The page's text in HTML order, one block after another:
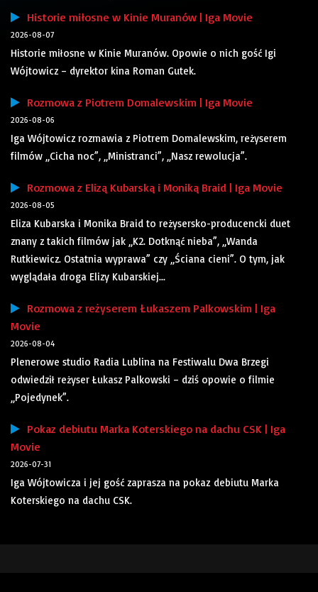
Historie miłosne w Kinie Muranów | Iga Movie
2026-08-07
Historie miłosne w Kinie Muranów. Opowie o nich gość Igi
Wójtowicz – dyrektor kina Roman Gutek.
Rozmowa z Piotrem Domalewskim | Iga Movie
2026-08-06
Iga Wójtowicz rozmawia z Piotrem Domalewskim, reżyserem
filmów „Cicha noc”, „Ministranci”, „Nasz rewolucja”.
Rozmowa z Elizą Kubarską i Moniką Braid | Iga Movie
2026-08-05
Eliza Kubarska i Monika Braid to reżysersko-producencki duet
znany z takich filmów jak „K2. Dotknąć nieba”, „Wanda
Rutkiewicz. Ostatnia wyprawa” czy „Ściana cieni”. O tym, jak
wyglądała droga Elizy Kubarskiej...
Rozmowa z reżyserem Łukaszem Palkowskim | Iga
Movie
2026-08-04
Plenerowe studio Radia Lublina na Festiwalu Dwa Brzegi
odwiedził reżyser Łukasz Palkowski – dziś opowie o filmie
„Pojedynek”.
Pokaz debiutu Marka Koterskiego na dachu CSK | Iga
Movie
2026-07-31
Iga Wójtowicza i jej gość zaprasza na pokaz debiutu Marka
Koterskiego na dachu CSK.